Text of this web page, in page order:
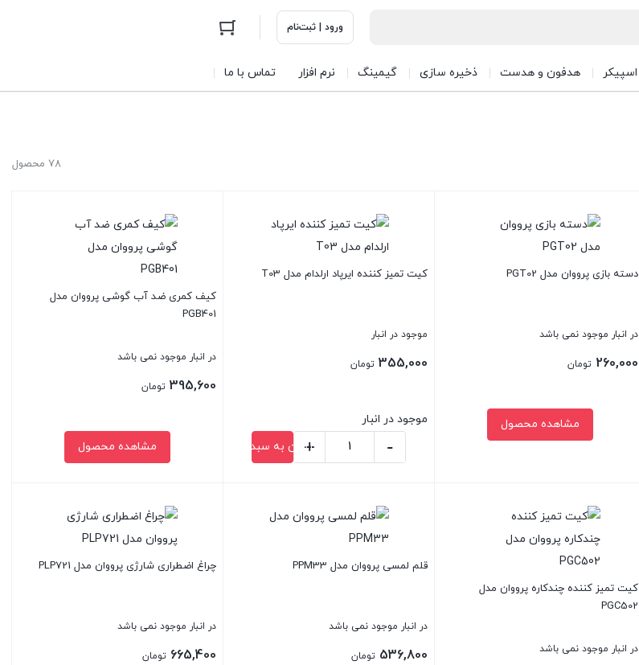
ورود | ثبت‌نام
اسپیکر هدفون و هدست ذخیره سازی گیمینگ نرم افزار تماس با ما
78 محصول
دسته بازی پرووان مدل PGT02
در انبار موجود نمی باشد
260,000 تومان
مشاهده محصول
کیت تمیز کننده ایرپاد ارلدام مدل T03
موجود در انبار
355,000 تومان
موجود در انبار
ارلدام
مدل
-
+
افزودن به سبد خرید
کیف کمری ضد آب گوشی پرووان مدل
PGB401
در انبار موجود نمی باشد
395,600 تومان
مشاهده محصول
کیت تمیز کننده چندکاره پرووان مدل
PGC502
در انبار موجود نمی باشد
قلم لمسی پرووان مدل PPM33
در انبار موجود نمی باشد
536,800 تومان
چراغ اضطراری شارژی پرووان مدل PLP721
در انبار موجود نمی باشد
665,400 تومان